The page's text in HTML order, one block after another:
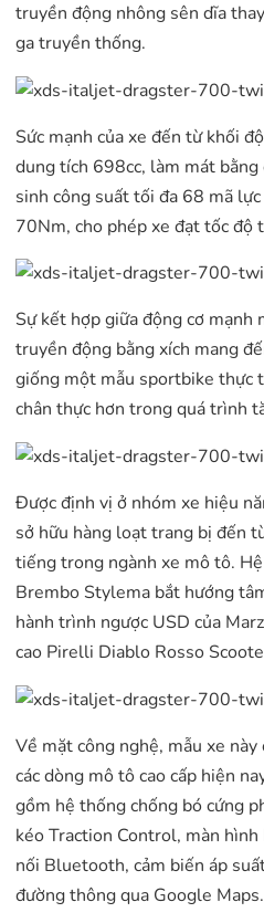
truyền động nhông sên dĩa
ga truyền thống.
Sức mạnh của xe đến từ khối
dung tích 698cc, làm mát
sinh công suất tối đa 68 mã
70Nm, cho phép xe đạt tốc độ
Sự kết hợp giữa động cơ mạnh
truyền động bằng xích mang
giống một mẫu sportbike thực
chân thực hơn trong quá trình
Được định vị ở nhóm xe hiệu
sở hữu hàng loạt trang bị đến
tiếng trong ngành xe mô tô.
Brembo Stylema bắt hướng
hành trình ngược USD của
cao Pirelli Diablo Rosso
Về mặt công nghệ, mẫu xe
các dòng mô tô cao cấp hiện
gồm hệ thống chống bó cứng
kéo Traction Control, màn
nối Bluetooth, cảm biến áp
đường thông qua Google Maps.